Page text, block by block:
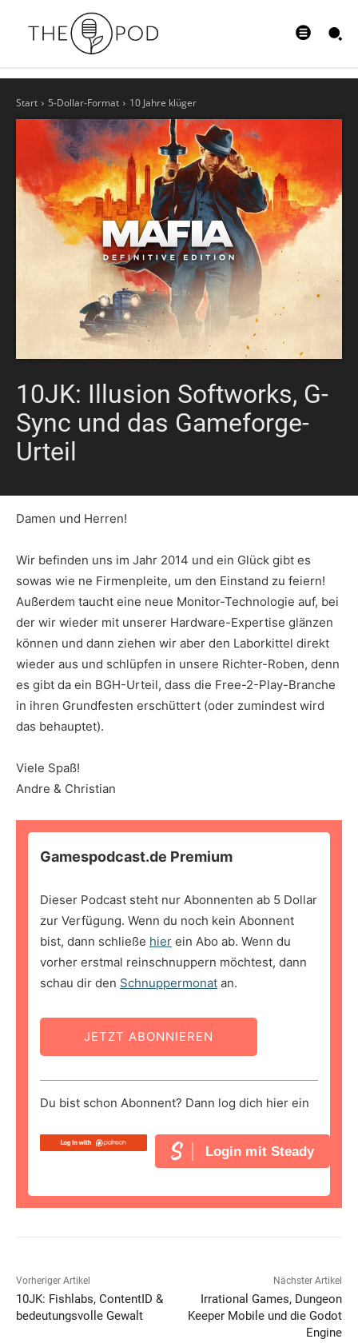
Start 5-Dollar-Format 10 Jahre klüger
10JK: Illusion Softworks, G-
Sync und das Gameforge-
Urteil
Damen und Herren!
Wir befinden uns im Jahr 2014 und ein Glück gibt es
sowas wie ne Firmenpleite, um den Einstand zu feiern!
Außerdem taucht eine neue Monitor-Technologie auf, bei
der wir wieder mit unserer Hardware-Expertise glänzen
können und dann ziehen wir aber den Laborkittel direkt
wieder aus und schlüpfen in unsere Richter-Roben, denn
es gibt da ein BGH-Urteil, dass die Free-2-Play-Branche
in ihren Grundfesten erschüttert (oder zumindest wird
das behauptet).
Viele Spaß!
Andre & Christian
Gamespodcast.de Premium
Dieser Podcast steht nur Abonnenten ab 5 Dollar
zur Verfügung. Wenn du noch kein Abonnent
bist, dann schließe hier ein Abo ab. Wenn du
vorher erstmal reinschnuppern möchtest, dann
schau dir den Schnuppermonat an.
JETZT ABONNIEREN
Du bist schon Abonnent? Dann log dich hier ein
Login mit Steady
Vorheriger Artikel
10JK: Fishlabs, ContentID &
bedeutungsvolle Gewalt
Nächster Artikel
Irrational Games, Dungeon
Keeper Mobile und die Godot
Engine